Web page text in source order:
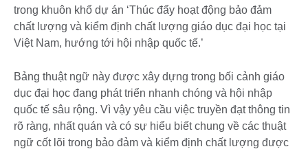
trong khuôn khổ dự án ‘Thúc đẩy hoạt động bảo đảm
chất lượng và kiểm định chất lượng giáo dục đại học tại
Việt Nam, hướng tới hội nhập quốc tế.’
Bảng thuật ngữ này được xây dựng trong bối cảnh giáo
dục đại học đang phát triển nhanh chóng và hội nhập
quốc tế sâu rộng. Vì vậy yêu cầu việc truyền đạt thông tin
rõ ràng, nhất quán và có sự hiểu biết chung về các thuật
ngữ cốt lõi trong bảo đảm và kiểm định chất lượng được